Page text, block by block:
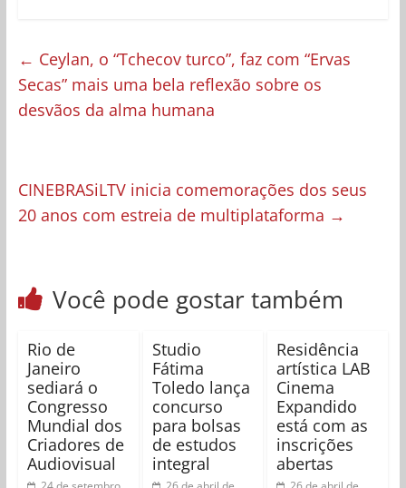
← Ceylan, o “Tchecov turco”, faz com “Ervas
Secas” mais uma bela reflexão sobre os
desvãos da alma humana
CINEBRASiLTV inicia comemorações dos seus
20 anos com estreia de multiplataforma →
Você pode gostar também
Rio de
Janeiro
sediará o
Congresso
Mundial dos
Criadores de
Audiovisual
Studio
Fátima
Toledo lança
concurso
para bolsas
de estudos
integral
Residência
artística LAB
Cinema
Expandido
está com as
inscrições
abertas